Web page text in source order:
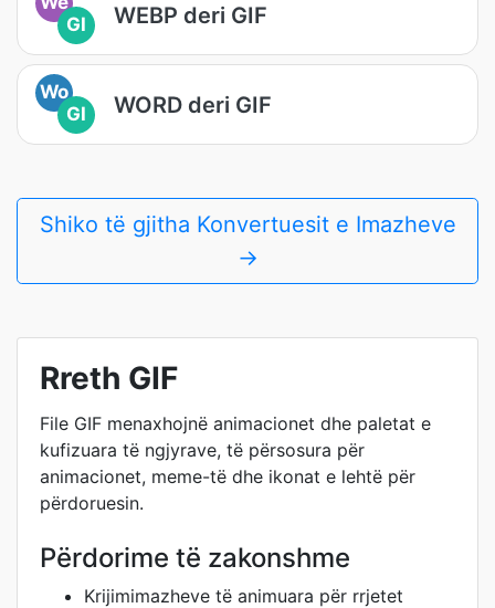
GI
WEBP deri GIF
Wo
GI
WORD deri GIF
Shiko të gjitha Konvertuesit e Imazheve
→
Rreth GIF
File GIF menaxhojnë animacionet dhe paletat e
kufizuara të ngjyrave, të përsosura për
animacionet, meme-të dhe ikonat e lehtë për
përdoruesin.
Përdorime të zakonshme
Krijimimazheve të animuara për rrjetet